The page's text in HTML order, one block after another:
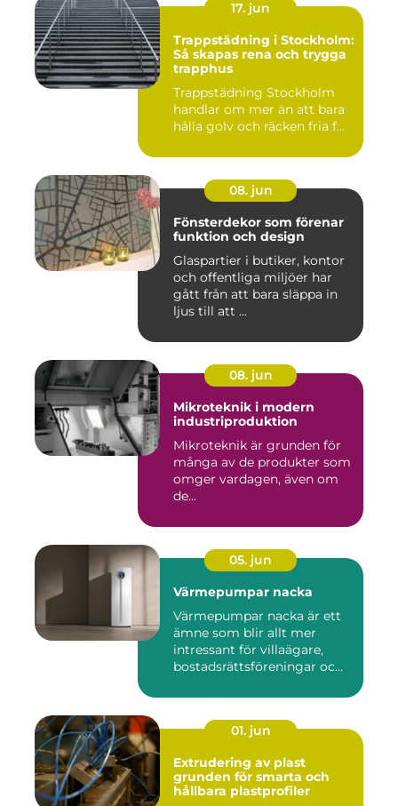
17. jun
Trappstädning i Stockholm:
Så skapas rena och trygga
trapphus
Trappstädning Stockholm
handlar om mer än att bara
hålla golv och räcken fria f...
08. jun
Fönsterdekor som förenar
funktion och design
Glaspartier i butiker, kontor
och offentliga miljöer har
gått från att bara släppa in
ljus till att ...
08. jun
Mikroteknik i modern
industriproduktion
Mikroteknik är grunden för
många av de produkter som
omger vardagen, även om
de...
05. jun
Värmepumpar nacka
Värmepumpar nacka är ett
ämne som blir allt mer
intressant för villaägare,
bostadsrättsföreningar oc...
01. jun
Extrudering av plast
grunden för smarta och
hållbara plastprofiler